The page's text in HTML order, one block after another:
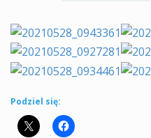
Podziel się: